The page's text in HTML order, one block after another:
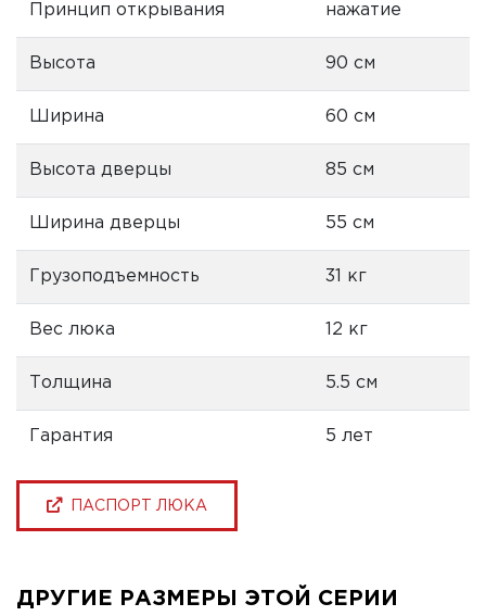
Принцип открывания нажатие
Высота 90 см
Ширина 60 см
Высота дверцы 85 см
Ширина дверцы 55 см
Грузоподъемность 31 кг
Вес люка 12 кг
Толщина 5.5 см
Гарантия 5 лет
ПАСПОРТ ЛЮКА
ДРУГИЕ РАЗМЕРЫ ЭТОЙ СЕРИИ